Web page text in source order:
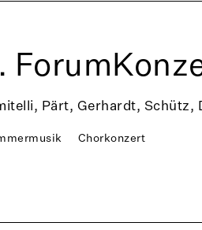
Pärt, Gerhardt, Schütz,
Chorkonzert